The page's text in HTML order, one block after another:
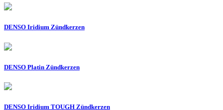
DENSO Iridium Zündkerzen
DENSO Platin Zündkerzen
DENSO Iridium TOUGH Zündkerzen